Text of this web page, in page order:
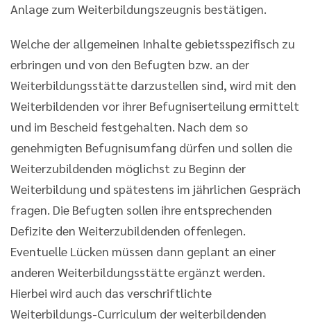
Anlage zum Weiterbildungszeugnis bestätigen.
Welche der allgemeinen Inhalte gebietsspezifisch zu
erbringen und von den Befugten bzw. an der
Weiterbildungsstätte darzustellen sind, wird mit den
Weiterbildenden vor ihrer Befugniserteilung ermittelt
und im Bescheid festgehalten. Nach dem so
genehmigten Befugnisumfang dürfen und sollen die
Weiterzubildenden möglichst zu Beginn der
Weiterbildung und spätestens im jährlichen Gespräch
fragen. Die Befugten sollen ihre entsprechenden
Defizite den Weiterzubildenden offenlegen.
Eventuelle Lücken müssen dann geplant an einer
anderen Weiterbildungsstätte ergänzt werden.
Hierbei wird auch das verschriftlichte
Weiterbildungs-Curriculum der weiterbildenden